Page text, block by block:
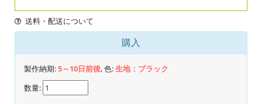
送料・配送について
購入
製作納期:5～10日前後, 色:生地：ブラック
数量: